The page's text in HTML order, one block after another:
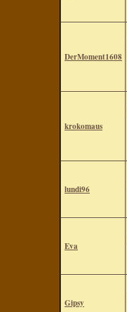
DerMoment1608
krokomaus
lundi96
Eva
Gipsy